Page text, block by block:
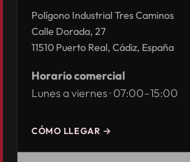
Polígono Industrial Tres Caminos
Calle Dorada, 27
11510 Puerto Real, Cádiz, España
Horario comercial
Lunes a viernes · 07:00–15:00
CÓMO LLEGAR →